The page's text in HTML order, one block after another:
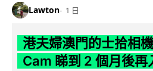
Lawton 1 日
港夫婦澳門的士拾相
Cam 睇到 2 個月後再